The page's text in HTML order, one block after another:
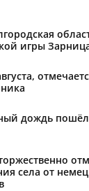
игры
дождь пошёл
села от